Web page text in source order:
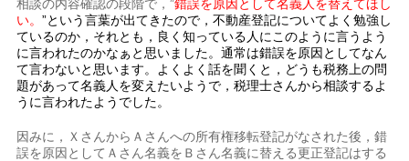
相談の内容確認の段階で，”錯誤を原因として名義人を替えてほし
い。”という言葉が出てきたので，不動産登記についてよく勉強し
ているのか，それとも，良く知っている人にこのように言うよう
に言われたのかなぁと思いました。通常は錯誤を原因としてなん
て言わないと思います。よくよく話を聞くと，どうも税務上の問
題があって名義人を変えたいようで，税理士さんから相談するよ
うに言われたようでした。
因みに，ＸさんからＡさんへの所有権移転登記がなされた後，錯
誤を原因としてＡさん名義をＢさん名義に替える更正登記はする